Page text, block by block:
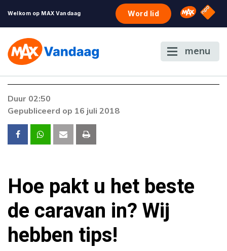
Welkom op MAX Vandaag Word lid Omroep
NPO
menu
Duur 02:50
Gepubliceerd op 16 juli 2018
Hoe pakt u het beste
de caravan in? Wij
hebben tips!